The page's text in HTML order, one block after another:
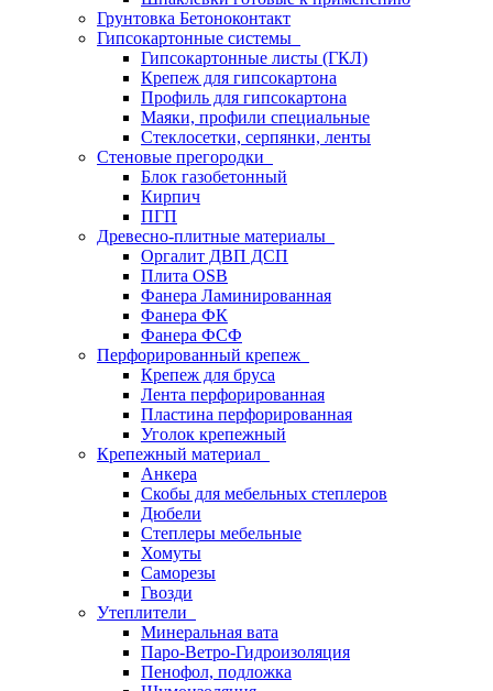
Грунтовка Бетоноконтакт
Гипсокартонные системы
Гипсокартонные листы (ГКЛ)
Крепеж для гипсокартона
Профиль для гипсокартона
Маяки, профили специальные
Стеклосетки, серпянки, ленты
Стеновые прегородки
Блок газобетонный
Кирпич
ПГП
Древесно-плитные материалы
Оргалит ДВП ДСП
Плита OSB
Фанера Ламинированная
Фанера ФК
Фанера ФСФ
Перфорированный крепеж
Крепеж для бруса
Лента перфорированная
Пластина перфорированная
Уголок крепежный
Крепежный материал
Анкера
Скобы для мебельных степлеров
Дюбели
Степлеры мебельные
Хомуты
Саморезы
Гвозди
Утеплители
Минеральная вата
Паро-Ветро-Гидроизоляция
Пенофол, подложка